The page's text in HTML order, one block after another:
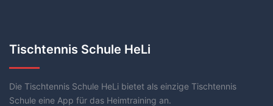
Tischtennis Schule HeLi
Die Tischtennis Schule HeLi bietet als einzige Tischtennis
Schule eine App für das Heimtraining an.